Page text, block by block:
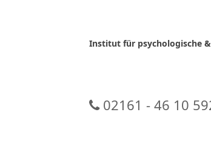
Institut für psychologische
02161 - 46 10